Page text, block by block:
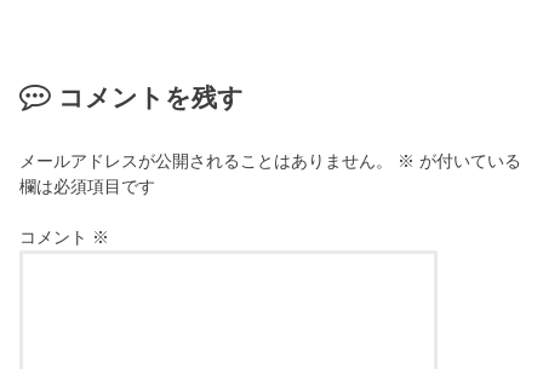
コメントを残す
メールアドレスが公開されることはありません。 ※ が付いている
欄は必須項目です
コメント ※